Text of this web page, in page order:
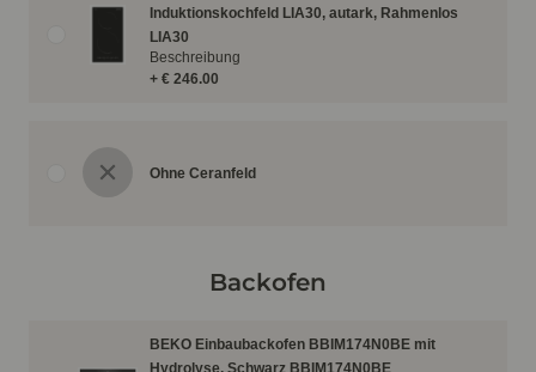
Induktionskochfeld LIA30, autark, Rahmenlos
LIA30
+ € 246.00
Beschreibung
Ohne Ceranfeld
Backofen
BEKO Einbaubackofen BBIM174N0BE mit
Hydrolyse, Schwarz BBIM174N0BE